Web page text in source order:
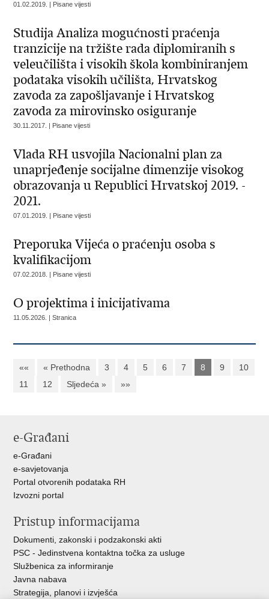
01.02.2019. | Pisane vijesti
Studija Analiza mogućnosti praćenja
tranzicije na tržište rada diplomiranih s
veleučilišta i visokih škola kombiniranjem
podataka visokih učilišta, Hrvatskog
zavoda za zapošljavanje i Hrvatskog
zavoda za mirovinsko osiguranje
30.11.2017. | Pisane vijesti
Vlada RH usvojila Nacionalni plan za
unaprjeđenje socijalne dimenzije visokog
obrazovanja u Republici Hrvatskoj 2019. -
2021.
07.01.2019. | Pisane vijesti
Preporuka Vijeća o praćenju osoba s
kvalifikacijom
07.02.2018. | Pisane vijesti
O projektima i inicijativama
11.05.2026. | Stranica
«« « Prethodna 3 4 5 6 7 8 9
10
11
12 Sljedeća » »»
e-Građani
e-Građani
e-savjetovanja
Portal otvorenih podataka RH
Izvozni portal
Pristup informacijama
Dokumenti, zakonski i podzakonski akti
PSC - Jedinstvena kontaktna točka za usluge
Službenica za informiranje
Javna nabava
Strategija, planovi i izvješća